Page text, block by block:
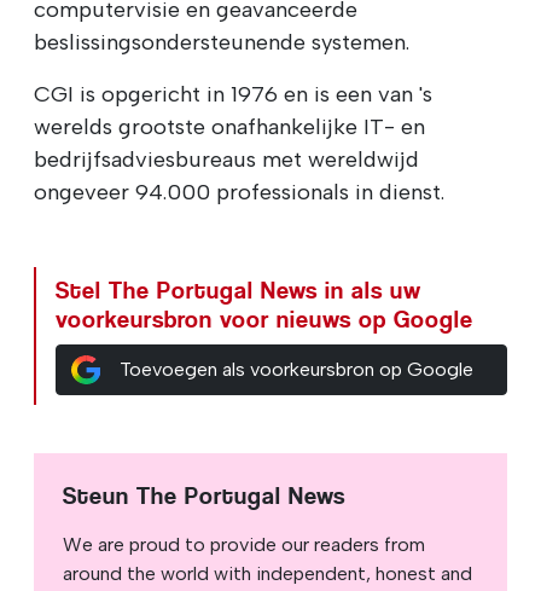
computervisie en geavanceerde
beslissingsondersteunende systemen.
CGI is opgericht in 1976 en is een van 's
werelds grootste onafhankelijke IT- en
bedrijfsadviesbureaus met wereldwijd
ongeveer 94.000 professionals in dienst.
Stel The Portugal News in als uw
voorkeursbron voor nieuws op Google
Toevoegen als voorkeursbron op Google
Steun The Portugal News
We are proud to provide our readers from
around the world with independent, honest and